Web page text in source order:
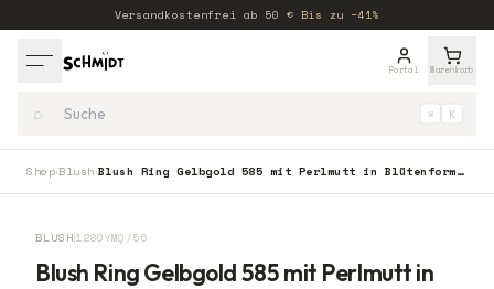
Versandkostenfrei ab 50 € Bis zu −41%
Portal Warenkorb
⌕ ⌘ K
Shop›Blush› Blush Ring Gelbgold 585 mit Perlmutt in Blütenform für Damen, Ø 8,5mm, Größe 56, elegant und feminin
BLUSH 1280YMQ/56
Blush Ring Gelbgold 585 mit Perlmutt in